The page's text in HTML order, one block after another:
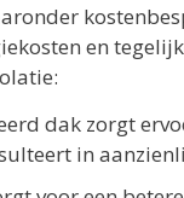
en
dak zorgt
in